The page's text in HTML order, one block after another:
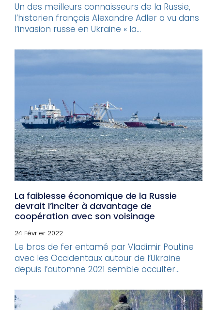
Un des meilleurs connaisseurs de la Russie,
l’historien français Alexandre Adler a vu dans
l’invasion russe en Ukraine « la...
La faiblesse économique de la Russie
devrait l’inciter à davantage de
coopération avec son voisinage
24 Février 2022
Le bras de fer entamé par Vladimir Poutine
avec les Occidentaux autour de l’Ukraine
depuis l’automne 2021 semble occulter...